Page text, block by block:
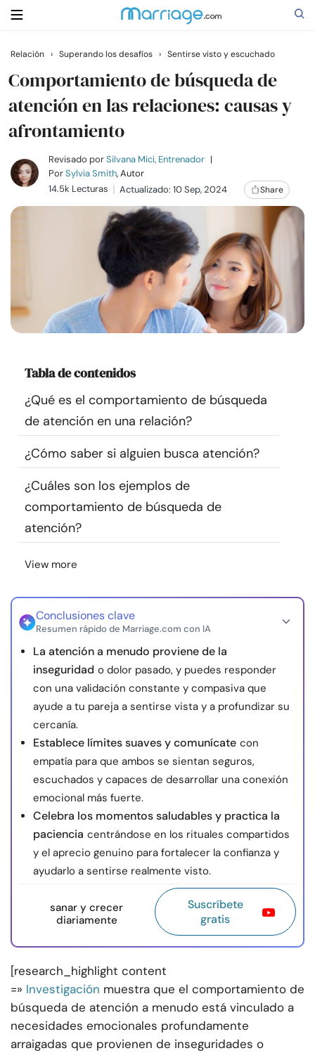
Buscar
Casarse
Relaciones
Familia
Recursos
Comunidad
Encuentra un terapeuta
Idioma
Sobre nosotros Contáctanos Escríbenos
Publicidad con
nosotros
Relación › Superando los desafíos › Sentirse visto y escuchado
Comportamiento de búsqueda de
atención en las relaciones: causas y
afrontamiento
Revisado porSilvana Mici, Entrenador |
PorSylvia Smith, Autor
14.5k Lecturas
Actualizado: 10 Sep, 2024 Share
Tabla de contenidos
¿Qué es el comportamiento de búsqueda
de atención en una relación?
¿Cómo saber si alguien busca atención?
¿Cuáles son los ejemplos de
comportamiento de búsqueda de
atención?
View more
Conclusiones clave
Resumen rápido de Marriage.com con IA
La atención a menudo proviene de la
inseguridad o dolor pasado, y puedes responder
con una validación constante y compasiva que
ayude a tu pareja a sentirse vista y a profundizar su
cercanía.
Establece límites suaves y comunícate con
empatía para que ambos se sientan seguros,
escuchados y capaces de desarrollar una conexión
emocional más fuerte.
Celebra los momentos saludables y practica la
paciencia centrándose en los rituales compartidos
y el aprecio genuino para fortalecer la confianza y
ayudarlo a sentirse realmente visto.
sanar y crecer
diariamente
Suscríbete
gratis
[research_highlight content
=» Investigación muestra que el comportamiento de
búsqueda de atención a menudo está vinculado a
necesidades emocionales profundamente
arraigadas que provienen de inseguridades o